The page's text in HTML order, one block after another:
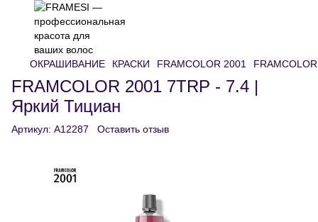
ОКРАШИВАНИЕ КРАСКИ FRAMCOLOR 2001
FRAMCOLOR 2001 7TRP - 7.4 |
Яркий Тициан
Артикул: A12287 Оставить отзыв